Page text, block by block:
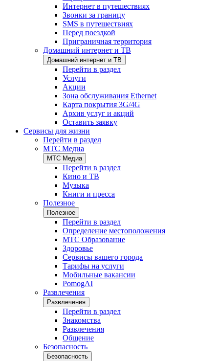
Интернет в путешествиях
Звонки за границу
SMS в путешествиях
Перед поездкой
Приграничная территория
Домашний интернет и ТВ
Домашний интернет и ТВ
Перейти в раздел
Услуги
Акции
Зона обслуживания Ethernet
Карта покрытия 3G/4G
Архив услуг и акций
Оставить заявку
Сервисы для жизни
Перейти в раздел
МТС Медиа
МТС Медиа
Перейти в раздел
Кино и ТВ
Музыка
Книги и пресса
Полезное
Полезное
Перейти в раздел
Определение местоположения
МТС Образование
Здоровье
Сервисы вашего города
Тарифы на услуги
Мобильные вакансии
PomogAI
Развлечения
Развлечения
Перейти в раздел
Знакомства
Развлечения
Общение
Безопасность
Безопасность